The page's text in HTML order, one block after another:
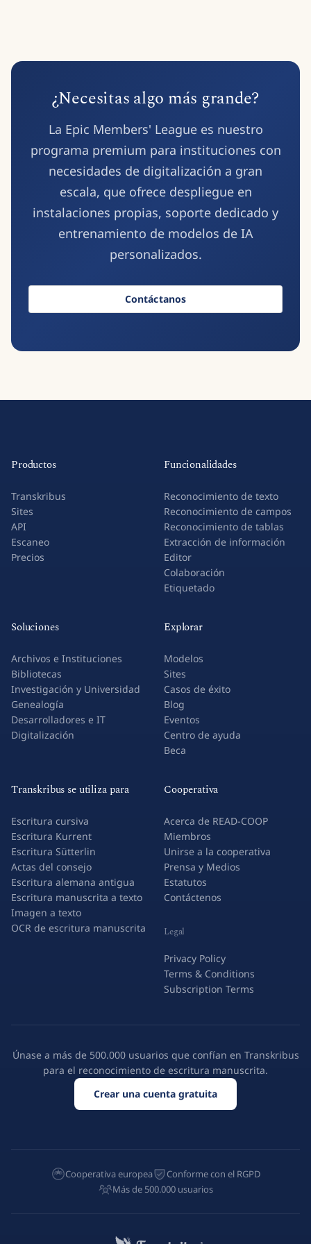
nuestroCentro de Ayuda.
¿Necesitas algo más grande?
La Epic Members' League es nuestro
programa premium para instituciones con
necesidades de digitalización a gran
escala, que ofrece despliegue en
instalaciones propias, soporte dedicado y
entrenamiento de modelos de IA
personalizados.
Contáctanos
Productos
Transkribus
Sites
API
Escaneo
Precios
Funcionalidades
Reconocimiento de texto
Reconocimiento de campos
Reconocimiento de tablas
Extracción de información
Editor
Colaboración
Etiquetado
Soluciones
Archivos e Instituciones
Bibliotecas
Investigación y Universidad
Genealogía
Desarrolladores e IT
Digitalización
Explorar
Modelos
Sites
Casos de éxito
Blog
Eventos
Centro de ayuda
Beca
Transkribus se utiliza para
Escritura cursiva
Escritura Kurrent
Escritura Sütterlin
Actas del consejo
Escritura alemana antigua
Escritura manuscrita a texto
Imagen a texto
OCR de escritura manuscrita
Cooperativa
Acerca de READ-COOP
Miembros
Unirse a la cooperativa
Prensa y Medios
Estatutos
Contáctenos
Legal
Privacy Policy
Terms & Conditions
Subscription Terms
Únase a más de 500.000 usuarios que confían en Transkribus
para el reconocimiento de escritura manuscrita.
Crear una cuenta gratuita
Cooperativa europea
Conforme con el RGPD
Más de 500.000 usuarios